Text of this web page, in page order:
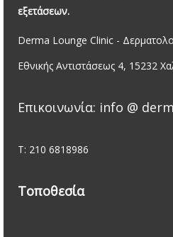
εξετάσεων.
Derma Lounge Clinic -
Εθνικής Αντιστάσεως 4, 15232
Επικοινωνία: info @
Τ: 210 6818986
Τοποθεσία